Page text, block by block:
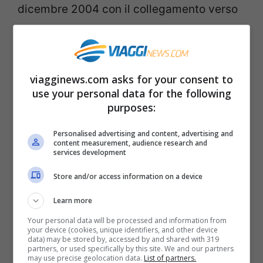
dicembre 2004 con il collegamento verso
Barcellona, che viene operatotutto l’anno
quattro frequenze al giorno
è larotta business più usata dagli italiani
Barcellona, i passeggeri in partenza da
Milano potranno sfruttare l’esclusivo
servizio dei
to-Vueling presso l’aeroporto El Prat
permette di fare un unico check-in
all’aeroporto di partenza e di ritirare
viagginews.com asks for your consent to
use your personal data for the following
purposes:
Personalised advertising and content, advertising and
content measurement, audience research and
services development
Store and/or access information on a device
Learn more
Your personal data will be processed and information from
your device (cookies, unique identifiers, and other device
data) may be stored by, accessed by and shared with 319
partners, or used specifically by this site. We and our partners
may use precise geolocation data. List of partners.